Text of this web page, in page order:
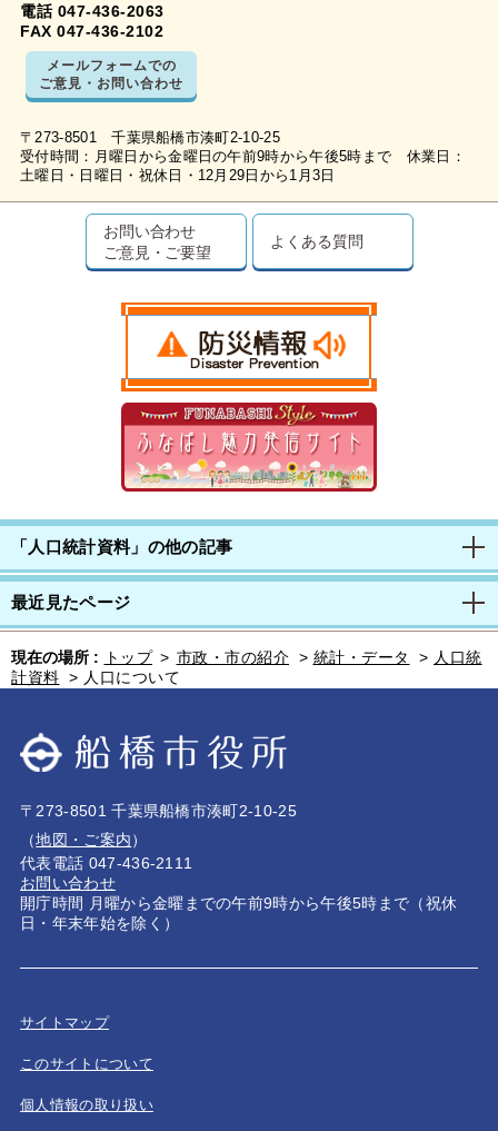
電話 047-436-2063
FAX 047-436-2102
メールフォームでの
ご意見・お問い合わせ
〒273-8501 千葉県船橋市湊町2-10-25
受付時間：月曜日から金曜日の午前9時から午後5時まで 休業日：
土曜日・日曜日・祝休日・12月29日から1月3日
お問い合わせ
ご意見・ご要望
よくある質問
「人口統計資料」の他の記事
最近見たページ
現在の場所 : トップ > 市政・市の紹介 > 統計・データ > 人口統
計資料 > 人口について
〒273-8501 千葉県船橋市湊町2-10-25
（地図・ご案内）
代表電話 047-436-2111
お問い合わせ
開庁時間 月曜から金曜までの午前9時から午後5時まで（祝休
日・年末年始を除く）
サイトマップ
このサイトについて
個人情報の取り扱い